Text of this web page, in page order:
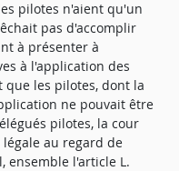
pilotes n'aient qu'un
pas d'accomplir
à présenter à
à l'application des
les pilotes, dont la
ne pouvait être
pilotes, la cour
au regard de
ensemble l'article L.